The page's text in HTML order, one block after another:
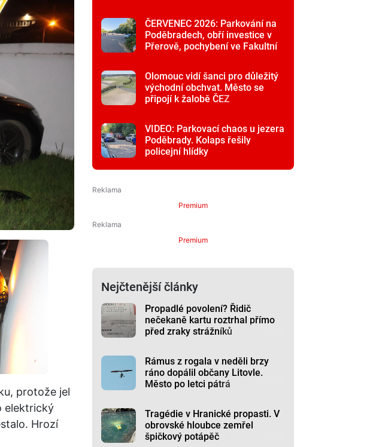
protože jel
elektrický
Hrozí
ČERVENEC 2026: Parkování na
Poděbradech, obří investice v
Přerově, pochybení ve Fakultní
Olomouc vidí šanci pro důležitý
východní obchvat. Město se
připojí k žalobě ČEZ
VIDEO: Parkovací chaos u jezera
Poděbrady. Kolaps řešily
policejní hlídky
Premium
Premium
Nejčtenější články
Propadlé povolení? Řidič
nečekaně kartu roztrhal přímo
před zraky strážníků
Rámus z rogala v neděli brzy
ráno dopálil občany Litovle.
Město po letci pátrá
Tragédie v Hranické propasti. V
obrovské hloubce zemřel
špičkový potápěč